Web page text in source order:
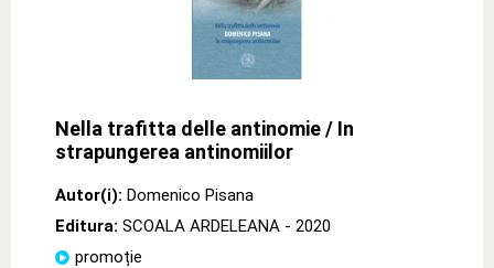
Nella trafitta delle antinomie / In
strapungerea antinomiilor
Autor(i): Domenico Pisana
Editura: SCOALA ARDELEANA - 2020
promoție